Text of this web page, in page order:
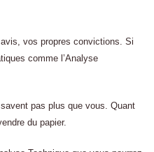
vos propres convictions. Si
comme l’Analyse
pas plus que vous. Quant
du papier.